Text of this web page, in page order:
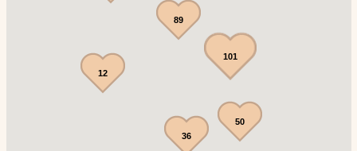
36
89
101
50
12